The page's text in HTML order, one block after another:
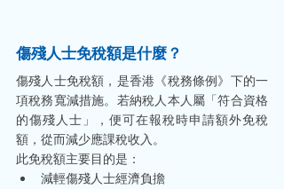
傷殘人士免稅額是什麼？
傷殘人士免稅額，是香港《稅務條例》下的一
項稅務寬減措施。若納稅人本人屬「符合資格
的傷殘人士」，便可在報稅時申請額外免稅
額，從而減少應課稅收入。
此免稅額主要目的是：
減輕傷殘人士經濟負擔